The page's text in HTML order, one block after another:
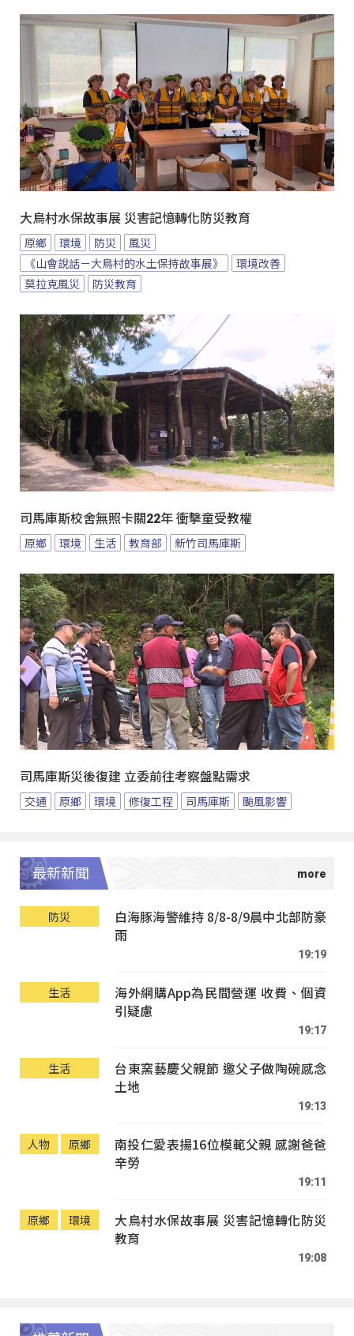
大鳥村水保故事展 災害記憶轉化防災教育
原鄉 環境 防災
風災
《山會說話－大鳥村的水土保持故事展》
環境改善
莫拉克風災
防災教育
司馬庫斯校舍無照卡關22年 衝擊童受教權
原鄉 環境 生活 教育部 新竹司馬庫斯
司馬庫斯災後復建 立委前往考察盤點需求
交通 原鄉 環境 修復工程 司馬庫斯 颱風影響
最新新聞
防災
白海豚海警維持 8/8-8/9晨中北部防豪
雨
19:19
生活
海外網購App為民間營運 收費、個資
引疑慮
19:17
生活
台東窯藝慶父親節 邀父子做陶碗感念
土地
19:13
人物 原鄉
南投仁愛表揚16位模範父親 感謝爸爸
辛勞
19:11
原鄉 環境
大鳥村水保故事展 災害記憶轉化防災
教育
19:08